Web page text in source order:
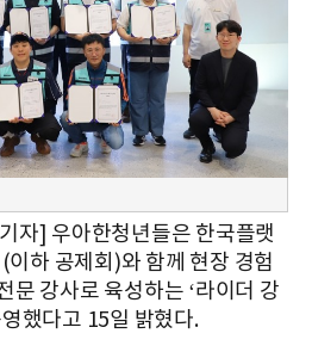
자] 우아한청년들은 한국플랫
하 공제회)와 함께 현장 경험
문 강사로 육성하는 ‘라이더 강
했다고 15일 밝혔다.